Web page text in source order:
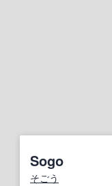
Sogo
そごう